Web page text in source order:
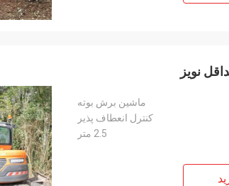
نویز
ماشین برش بوته
کنترل انعطاف پذیر
2.5 متر